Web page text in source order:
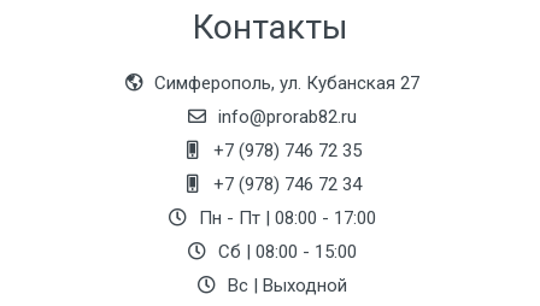
Контакты
Симферополь, ул. Кубанская 27
info@prorab82.ru
+7 (978) 746 72 35
+7 (978) 746 72 34
Пн - Пт | 08:00 - 17:00
Сб | 08:00 - 15:00
Вс | Выходной